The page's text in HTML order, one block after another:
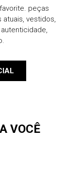
peças
vestidos,
VOCÊ